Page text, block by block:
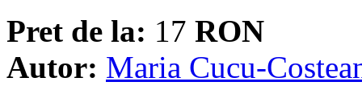
Pret de la: 17 RON
Autor: Maria Cucu-